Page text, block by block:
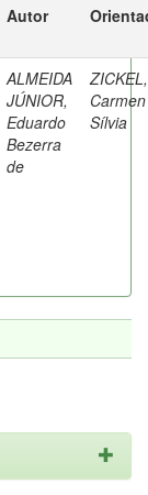
Autor
ALMEIDA
JÚNIOR,
Eduardo
Bezerra
de
ZICKEL,
Carmen
Sílvia